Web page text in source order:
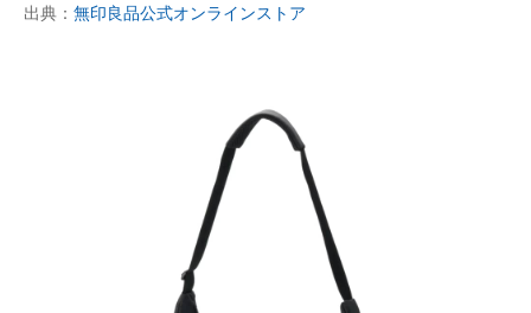
出典： 無印良品公式オンラインストア